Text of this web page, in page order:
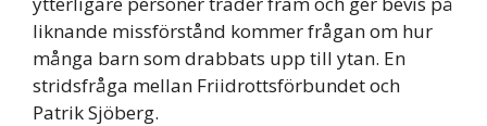
liknande missförstånd kommer frågan om hur
många barn som drabbats upp till ytan. En
stridsfråga mellan Friidrottsförbundet och
Patrik Sjöberg.